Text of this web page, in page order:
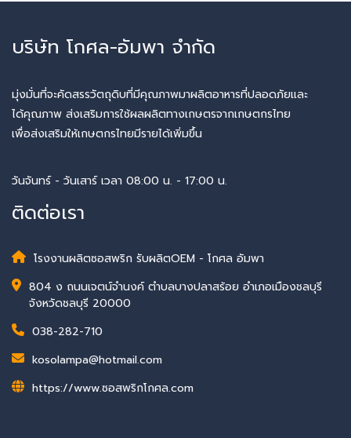
บริษัท โกศล-อัมพา จำกัด
มุ่งมั่นที่จะคัดสรรวัตถุดิบที่มีคุณภาพมาผลิตอาหารที่ปลอดภัยและ
ได้คุณภาพ ส่งเสริมการใช้ผลผลิตทางเกษตรจากเกษตกรไทย
เพื่อส่งเสริมให้เกษตกรไทยมีรายได้เพิ่มขึ้น
วันจันทร์ - วันเสาร์ เวลา 08:00 น. - 17:00 น.
ติดต่อเรา
โรงงานผลิตซอสพริก รับผลิตOEM - โกศล อัมพา
804 ง ถนนเจตน์จำนงค์ ตำบลบางปลาสร้อย อำเภอเมืองชลบุรี
จังหวัดชลบุรี 20000
038-282-710
kosolampa@hotmail.com
https://www.ซอสพริกโกศล.com